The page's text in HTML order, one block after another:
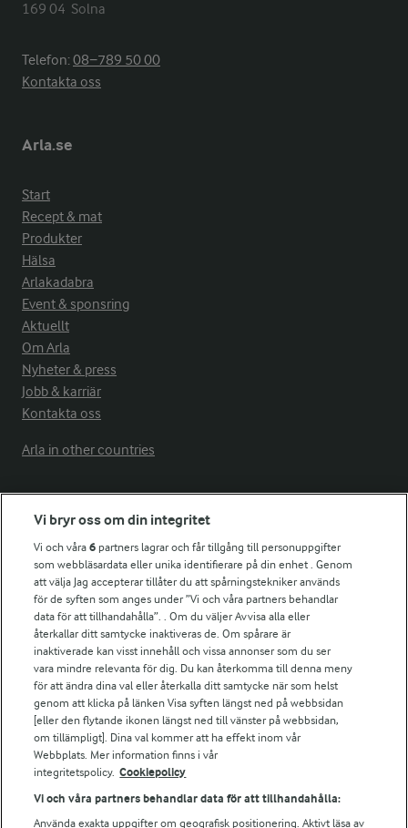
169 04  Solna
Telefon:08−789 50 00
Kontakta oss
Arla.se
Start
Recept & mat
Produkter
Hälsa
Arlakadabra
Event & sponsring
Aktuellt
Om Arla
Nyheter & press
Jobb & karriär
Kontakta oss
Arla in other countries
Fler Arlasajter
För ägare
Arlas kundportal
Arla.com
Falbygdens Ost
Arla webbshop
Bildbank
Följ oss
Vi bryr oss om din integritet
Vi och våra6 partners lagrar och får tillgång till personuppgifter
som webbläsardata eller unika identifierare på din enhet . Genom
att välja Jag accepterar tillåter du att spårningstekniker används
för de syften som anges under ”Vi och våra partners behandlar
data för att tillhandahålla”. . Om du väljer Avvisa alla eller
återkallar ditt samtycke inaktiveras de. Om spårare är
inaktiverade kan visst innehåll och vissa annonser som du ser
vara mindre relevanta för dig. Du kan återkomma till denna meny
för att ändra dina val eller återkalla ditt samtycke när som helst
genom att klicka på länken Visa syften längst ned på webbsidan
[eller den flytande ikonen längst ned till vänster på webbsidan,
om tillämpligt]. Dina val kommer att ha effekt inom vår
Webbplats. Mer information finns i vår
integritetspolicy. Cookiepolicy
Vi och våra partners behandlar data för att tillhandahålla:
Använda exakta uppgifter om geografisk positionering. Aktivt läsa av